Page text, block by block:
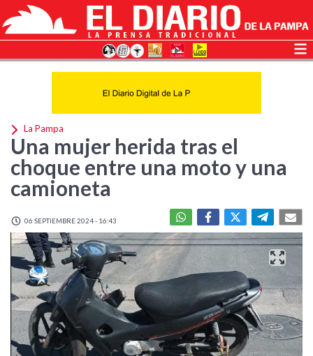
La Pampa
Una mujer herida tras el
choque entre una moto y una
camioneta
06 SEPTIEMBRE 2024 - 16:43